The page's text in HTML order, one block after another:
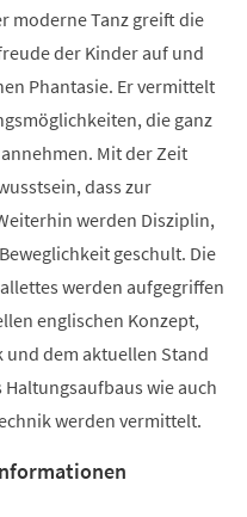
moderne Tanz greift die
der Kinder auf und
Phantasie. Er vermittelt
die ganz
Mit der Zeit
dass zur
werden Disziplin,
geschult. Die
werden aufgegriffen
englischen Konzept,
und dem aktuellen Stand
wie auch
werden vermittelt.